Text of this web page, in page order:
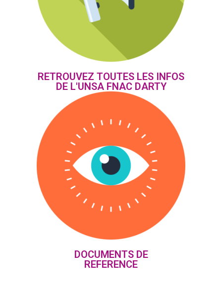
RETROUVEZ TOUTES LES INFOS
DE L'UNSA FNAC DARTY
DOCUMENTS DE
REFERENCE